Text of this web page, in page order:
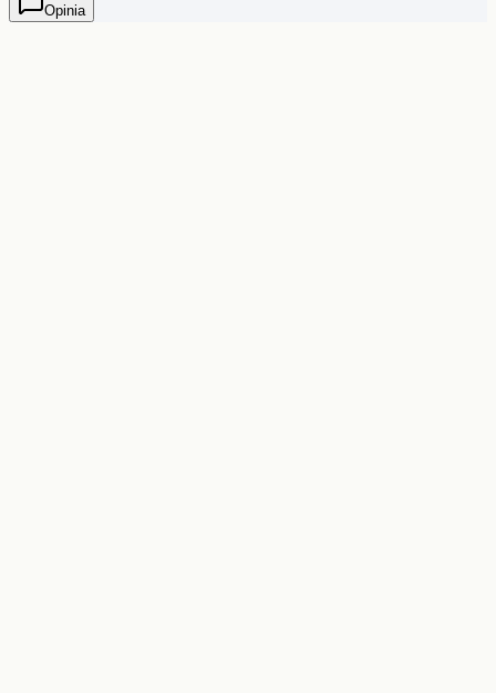
Opinia